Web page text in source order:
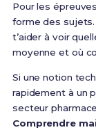
Pour les
forme des sujets.
t’aider à voir
moyenne et où
Si une notion
rapidement à un
secteur
Comprendre